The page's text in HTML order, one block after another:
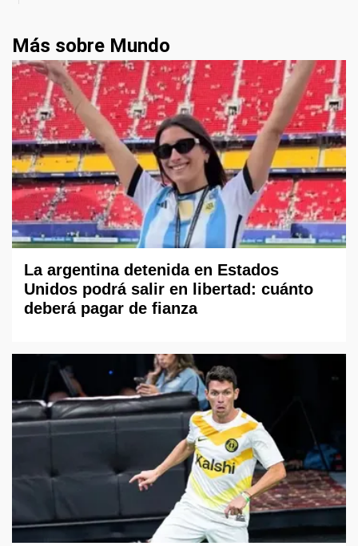
Más sobre Mundo
La argentina detenida en Estados
Unidos podrá salir en libertad: cuánto
deberá pagar de fianza